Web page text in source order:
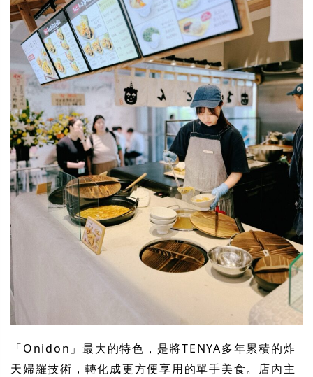
「Onidon」最大的特色，是將TENYA多年累積的炸
天婦羅技術，轉化成更方便享用的單手美食。店內主